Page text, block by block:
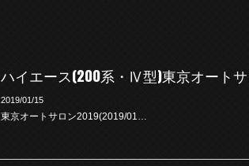
ハイエース(200系・Ⅳ型)東京オート
2019/01/15
東京オートサロン2019(2019/01…